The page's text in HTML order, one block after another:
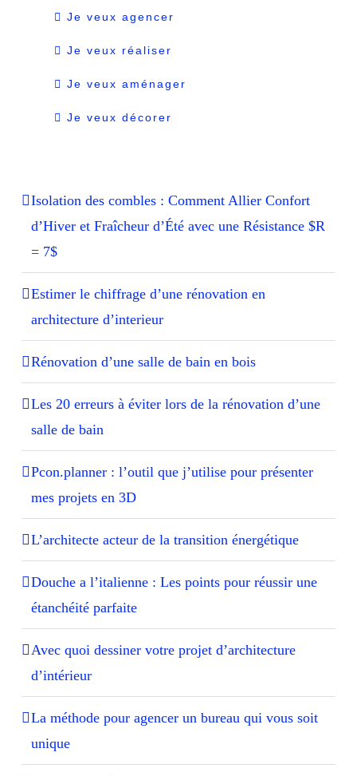
Je veux agencer
Je veux réaliser
Je veux aménager
Je veux décorer
Isolation des combles : Comment Allier Confort
d’Hiver et Fraîcheur d’Été avec une Résistance $R
= 7$
Estimer le chiffrage d’une rénovation en
architecture d’interieur
Rénovation d’une salle de bain en bois
Les 20 erreurs à éviter lors de la rénovation d’une
salle de bain
Pcon.planner : l’outil que j’utilise pour présenter
mes projets en 3D
L’architecte acteur de la transition énergétique
Douche a l’italienne : Les points pour réussir une
étanchéité parfaite
Avec quoi dessiner votre projet d’architecture
d’intérieur
La méthode pour agencer un bureau qui vous soit
unique